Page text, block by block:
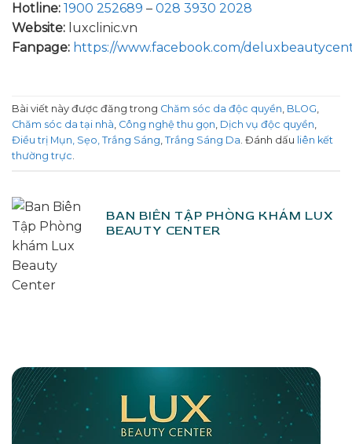
Hotline: 1900 252689 – 028 3930 2028
Website: luxclinic.vn
Fanpage: https://www.facebook.com/
Bài viết này được đăng trong Chăm sóc da độc quyền, BLOG,
Chăm sóc da tại nhà, Công nghệ thu gọn, Dịch vụ độc quyền,
Điều trị Mụn, Sẹo, Trắng Sáng, Trắng Sáng Da. Đánh dấu liên kết
thường trực.
BAN BIÊN TẬP PHÒNG KHÁM LUX
BEAUTY CENTER